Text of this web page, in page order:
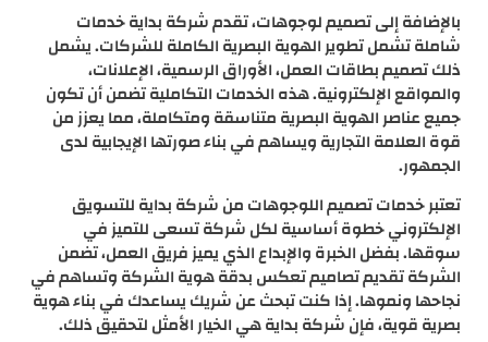
بالإضافة إلى تصميم لوجوهات، تقدم شركة بداية خدمات
شاملة تشمل تطوير الهوية البصرية الكاملة للشركات. يشمل
ذلك تصميم بطاقات العمل، الأوراق الرسمية، الإعلانات،
والمواقع الإلكترونية. هذه الخدمات التكاملية تضمن أن تكون
جميع عناصر الهوية البصرية متناسقة ومتكاملة، مما يعزز من
قوة العلامة التجارية ويساهم في بناء صورتها الإيجابية لدى
الجمهور.
تعتبر خدمات تصميم اللوجوهات من شركة بداية للتسويق
الإلكتروني خطوة أساسية لكل شركة تسعى للتميز في
سوقها. بفضل الخبرة والإبداع الذي يميز فريق العمل، تضمن
الشركة تقديم تصاميم تعكس بدقة هوية الشركة وتساهم في
نجاحها ونموها. إذا كنت تبحث عن شريك يساعدك في بناء هوية
بصرية قوية، فإن شركة بداية هي الخيار الأمثل لتحقيق ذلك.